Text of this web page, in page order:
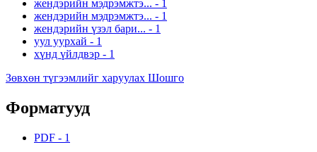
жендэрийн мэдрэмжтэ... - 1
жендэрийн мэдрэмжтэ... - 1
жендэрийн үзэл бари... - 1
уул уурхай - 1
хүнд үйлдвэр - 1
Зөвхөн түгээмлийг харуулах Шошго
Форматууд
PDF - 1